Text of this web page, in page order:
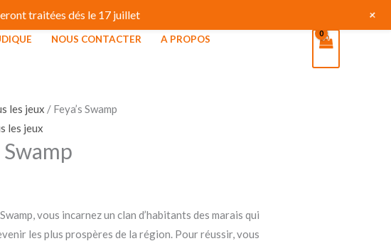
NOUS CONTACTER
A PROPOS
les jeux / Feya’s Swamp
les jeux
Swamp
Swamp, vous incarnez un clan d’habitants des marais qui
les plus prospères de la région. Pour réussir, vous
traitées dés le 17 juillet +